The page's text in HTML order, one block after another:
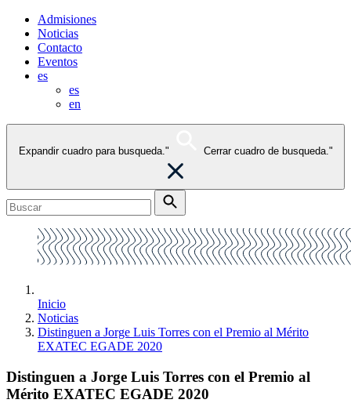
Admisiones
Noticias
Contacto
Eventos
es
es
en
Expandir cuadro para busqueda." Cerrar cuadro de busqueda."
Inicio
Noticias
Distinguen a Jorge Luis Torres con el Premio al Mérito
EXATEC EGADE 2020
Distinguen a Jorge Luis Torres con el Premio al
Mérito EXATEC EGADE 2020